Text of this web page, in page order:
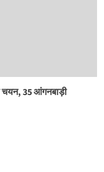
चयन, 35 आंगनबाड़ी